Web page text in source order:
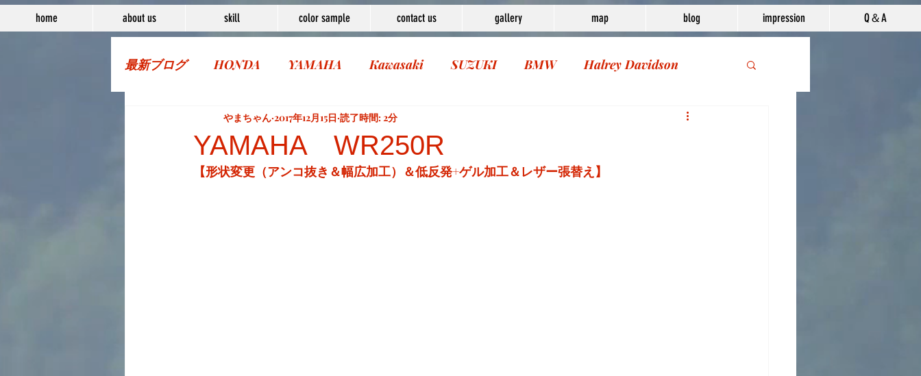
home about us skill color sample contact us gallery map blog impression Q＆A
最新ブログ HONDA YAMAHA Kawasaki SUZUKI BMW Halrey Davidson
YAMAHA WR250R
やまちゃん 2017年12月15日 読了時間: 2分
【形状変更（アンコ抜き＆幅広加工）＆低反発+ゲル加工＆レザー張替え】